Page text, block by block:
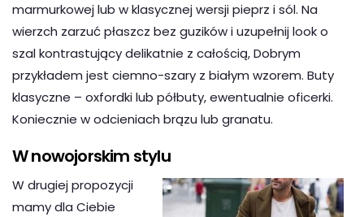
marmurkowej lub w klasycznej wersji pieprz i sól. Na
wierzch zarzuć płaszcz bez guzików i uzupełnij look o
szal kontrastujący delikatnie z całością, Dobrym
przykładem jest ciemno-szary z białym wzorem. Buty
klasyczne – oxfordki lub półbuty, ewentualnie oficerki.
Koniecznie w odcieniach brązu lub granatu.
W nowojorskim stylu
W drugiej propozycji
mamy dla Ciebie